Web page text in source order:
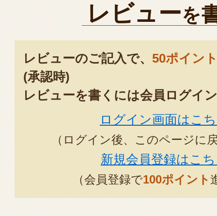
レビューを
レビューのご記入で、 50ポイン
(承認時)
レビューを書くには会員ログイ
ログイン画面はこ
（ログイン後、このページに
新規会員登録はこ
（会員登録で100ポイント